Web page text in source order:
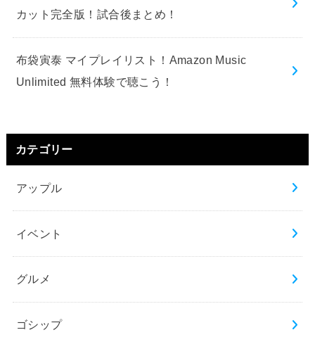
カット完全版！試合後まとめ！
布袋寅泰 マイプレイリスト！Amazon Music
Unlimited 無料体験で聴こう！
カテゴリー
アップル
イベント
グルメ
ゴシップ